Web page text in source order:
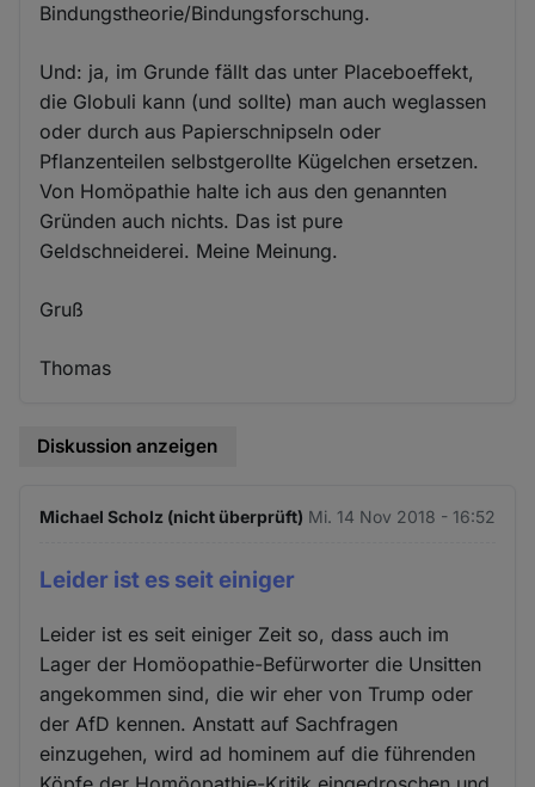
Bindungstheorie/Bindungsforschung.
Und: ja, im Grunde fällt das unter Placeboeffekt,
die Globuli kann (und sollte) man auch weglassen
oder durch aus Papierschnipseln oder
Pflanzenteilen selbstgerollte Kügelchen ersetzen.
Von Homöpathie halte ich aus den genannten
Gründen auch nichts. Das ist pure
Geldschneiderei. Meine Meinung.
Gruß
Thomas
Diskussion anzeigen
Michael Scholz (nicht überprüft) Mi. 14 Nov 2018 - 16:52
Leider ist es seit einiger
Leider ist es seit einiger Zeit so, dass auch im
Lager der Homöopathie-Befürworter die Unsitten
angekommen sind, die wir eher von Trump oder
der AfD kennen. Anstatt auf Sachfragen
einzugehen, wird ad hominem auf die führenden